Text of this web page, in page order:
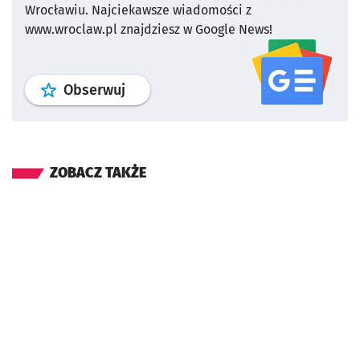
Wrocławiu. Najciekawsze wiadomości z
www.wroclaw.pl znajdziesz w Google News!
Obserwuj profil serwisu
ZOBACZ TAKŻE